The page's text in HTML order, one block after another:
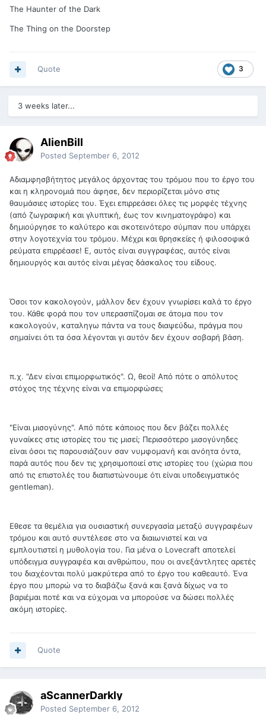
The Haunter of the Dark
The Thing on the Doorstep
3
Quote
3 weeks later...
AlienBill
Posted September 6, 2012
Αδιαμφησβήτητος μεγάλος άρχοντας του τρόμου που το έργο του
και η κληρονομιά που άφησε, δεν περιορίζεται μόνο στις
θαυμάσιες ιστορίες του. Έχει επιρρεάσει όλες τις μορφές τέχνης
(από ζωγραφική και γλυπτική, έως τον κινηματογράφο) και
δημιούργησε το καλύτερο και σκοτεινότερο σύμπαν που υπάρχει
στην λογοτεχνία του τρόμου. Μέχρι και θρησκείες ή φιλοσοφικά
ρεύματα επιρρέασε! Ε, αυτός είναι συγγραφέας, αυτός είναι
δημιουργός και αυτός είναι μέγας δάσκαλος του είδους.
Όσοι τον κακολογούν, μάλλον δεν έχουν γνωρίσει καλά το έργο
του. Κάθε φορά που τον υπερασπίζομαι σε άτομα που τον
κακολογούν, καταληγω πάντα να τους διαψεύδω, πράγμα που
σημαίνει ότι τα όσα λέγονται γι αυτόν δεν έχουν σοβαρή βάση.
π.χ. "Δεν είναι επιμορφωτικός". Ω, θεοί! Από πότε ο απόλυτος
στόχος της τέχνης είναι να επιμορφώσει;
"Είναι μισογύνης". Από πότε κάποιος που δεν βάζει πολλές
γυναίκες στις ιστορίες του τις μισεί; Περισσότερο μισογύνηδες
είναι όσοι τις παρουσιάζουν σαν νυμφομανή και ανόητα όντα,
παρά αυτός που δεν τις χρησιμοποιεί στις ιστορίες του (χώρια που
από τις επιστολές του διαπιστώνουμε ότι είναι υποδειγματικός
gentleman).
Εθεσε τα θεμέλια για ουσιαστική συνεργασία μεταξύ συγγραφέων
τρόμου και αυτό συντέλεσε στο να διαιωνιστεί και να
εμπλουτιστεί η μυθολογία του. Για μένα ο Lovecraft αποτελεί
υπόδειγμα συγγραφέα και ανθρώπου, που οι ανεξάντλητες αρετές
του διαχέονται πολύ μακρύτερα από το έργο του καθεαυτό. Ένα
έργο που μπορώ να το διαβάζω ξανά και ξανά δίχως να το
βαριέμαι ποτέ και να εύχομαι να μπορούσε να δώσει πολλές
ακόμη ιστορίες.
Quote
aScannerDarkly
Posted September 6, 2012